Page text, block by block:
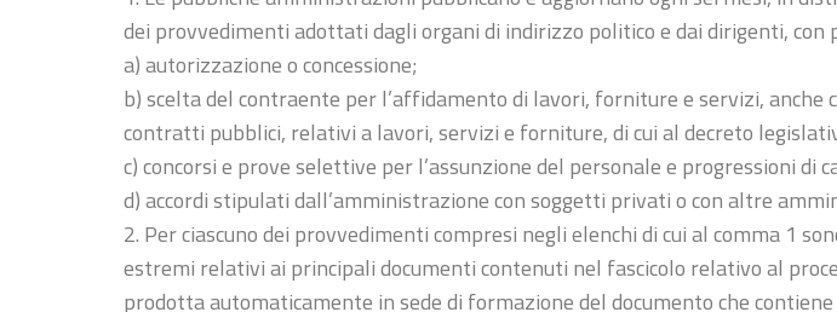
dei provvedimenti adottati dagli organi di indirizzo politico e dai dirigenti,
a) autorizzazione o concessione;
b) scelta del contraente per l’affidamento di lavori, forniture e servizi,
contratti pubblici, relativi a lavori, servizi e forniture, di cui al decreto
c) concorsi e prove selettive per l’assunzione del personale e progressioni
d) accordi stipulati dall’amministrazione con soggetti privati o con altre
2. Per ciascuno dei provvedimenti compresi negli elenchi di cui al comma 1
estremi relativi ai principali documenti contenuti nel fascicolo relativo al
prodotta automaticamente in sede di formazione del documento che contiene